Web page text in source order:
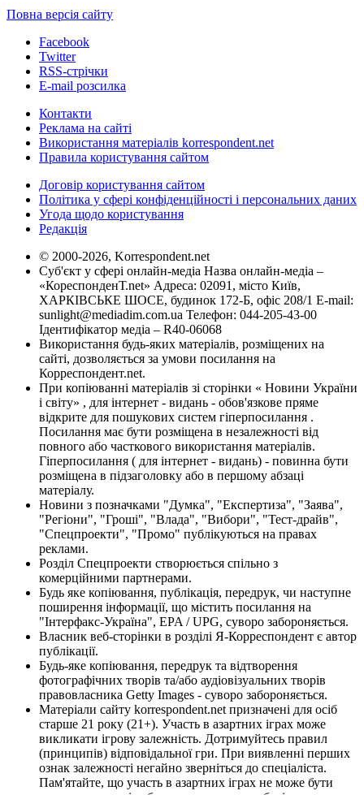
Повна версія сайту
Facebook
Twitter
RSS-стрічки
E-mail розсилка
Контакти
Реклама на сайті
Використання матеріалів korrespondent.net
Правила користування сайтом
Договір користування сайтом
Політика у сфері конфіденційності і персональних даних
Угода щодо користування
Редакція
© 2000-2026, Korrespondent.net
Суб'єкт у сфері онлайн-медіа Назва онлайн-медіа –
«КореспонденТ.net» Адреса: 02091, місто Київ,
ХАРКІВСЬКЕ ШОСЕ, будинок 172-Б, офіс 208/1 E-mail:
sunlight@mediadim.com.ua Телефон: 044-205-43-00
Ідентифікатор медіа – R40-06068
Використання будь-яких матеріалів, розміщених на
сайті, дозволяється за умови посилання на
Корреспондент.net.
При копіюванні матеріалів зі сторінки « Новини України
і світу» , для інтернет - видань - обов'язкове пряме
відкрите для пошукових систем гіперпосилання .
Посилання має бути розміщена в незалежності від
повного або часткового використання матеріалів.
Гіперпосилання ( для інтернет - видань) - повинна бути
розміщена в підзаголовку або в першому абзаці
матеріалу.
Новини з позначками "Думка", "Експертиза", "Заява",
"Регіони", "Гроші", "Влада", "Вибори", "Тест-драйв",
"Спецпроекти", "Промо" публікуються на правах
реклами.
Розділ Спецпроекти створюється спільно з
комерційними партнерами.
Будь яке копіювання, публікація, передрук, чи наступне
поширення інформації, що містить посилання на
"Інтерфакс-Україна", EPA / UPG, суворо забороняється.
Власник веб-сторінки в розділі Я-Корреспондент є автор
публікації.
Будь-яке копіювання, передрук та відтворення
фотографічних творів та/або аудіовізуальних творів
правовласника Getty Images - суворо забороняється.
Матеріали сайту korrespondent.net призначені для осіб
старше 21 року (21+). Участь в азартних іграх може
викликати ігрову залежність. Дотримуйтесь правил
(принципів) відповідальної гри. При виявленні перших
ознак залежності негайно зверніться до спеціаліста.
Пам'ятайте, що участь в азартних іграх не може бути